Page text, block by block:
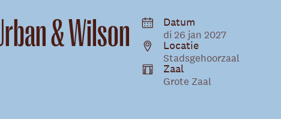
& Wilson Datum
di 26 jan 2027
Locatie
Stadsgehoorzaal
Zaal
Grote Zaal